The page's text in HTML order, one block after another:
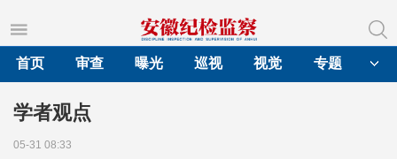
首页
审查 曝光 巡视 视觉 专题
学者观点
05-31 08:33